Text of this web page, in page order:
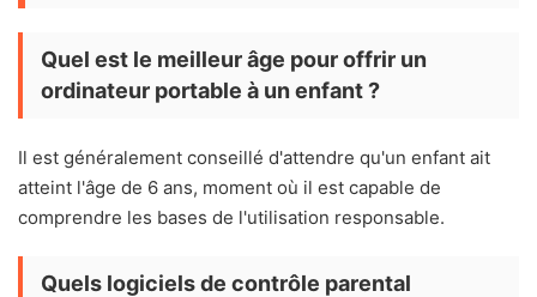
Quel est le meilleur âge pour offrir un
ordinateur portable à un enfant ?
Il est généralement conseillé d'attendre qu'un enfant ait
atteint l'âge de 6 ans, moment où il est capable de
comprendre les bases de l'utilisation responsable.
Quels logiciels de contrôle parental